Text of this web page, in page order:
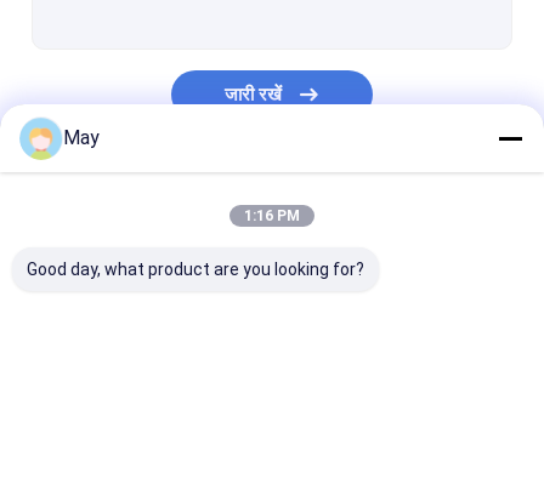
पीर मोशन सेंसर
दिन के संवेदक
जारी रखें
May
1:16 PM
Good day, what product are you looking for?